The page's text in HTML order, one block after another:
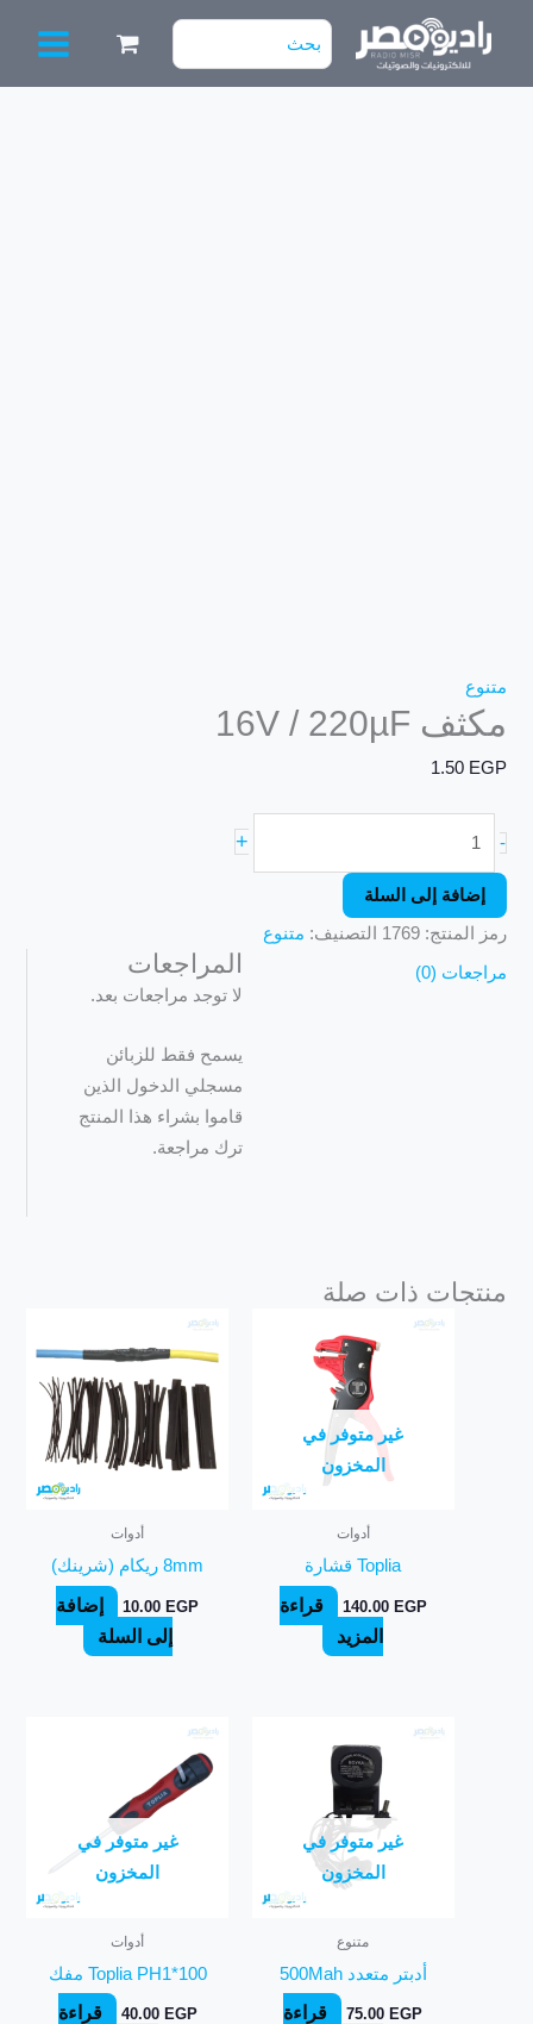
البحث
عن:
متنوع
مكثف 16V / 220µF
1.50 EGP
-
+
إضافة إلى السلة
رمز المنتج:1769 التصنيف: متنوع
مراجعات (0) المراجعات
لا توجد مراجعات بعد.
يسمح فقط للزبائن
مسجلي الدخول الذين
قاموا بشراء هذا المنتج
ترك مراجعة.
منتجات ذات صلة
غير متوفر في
المخزون
أدوات
Toplia قشارة
140.00 EGP
قراءة
المزيد
أدوات
8mm ريكام (شرينك)
10.00EGP
إضافة
إلى السلة
غير متوفر في
المخزون
متنوع
أدبتر متعدد 500Mah
75.00 EGP
قراءة
غير متوفر في
المخزون
أدوات
Toplia PH1*100 مفك
40.00 EGP
قراءة